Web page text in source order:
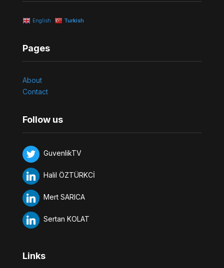
English Turkish
Pages
About
Contact
Follow us
GuvenlikTV
Halil ÖZTÜRKCİ
Mert SARICA
Sertan KOLAT
Links